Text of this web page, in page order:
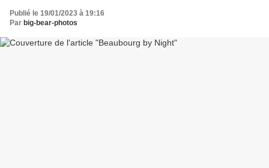
Publié le 19/01/2023 à 19:16
Par big-bear-photos